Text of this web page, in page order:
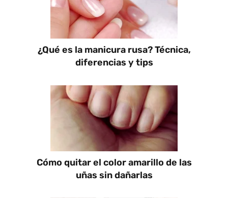
¿Qué es la manicura rusa? Técnica,
diferencias y tips
Cómo quitar el color amarillo de las
uñas sin dañarlas